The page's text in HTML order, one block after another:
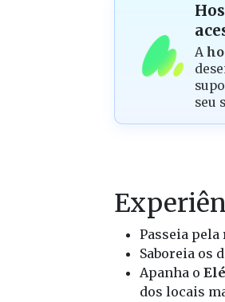
A
seu
Passeia
Saboreia os
Apanha o
dos locais